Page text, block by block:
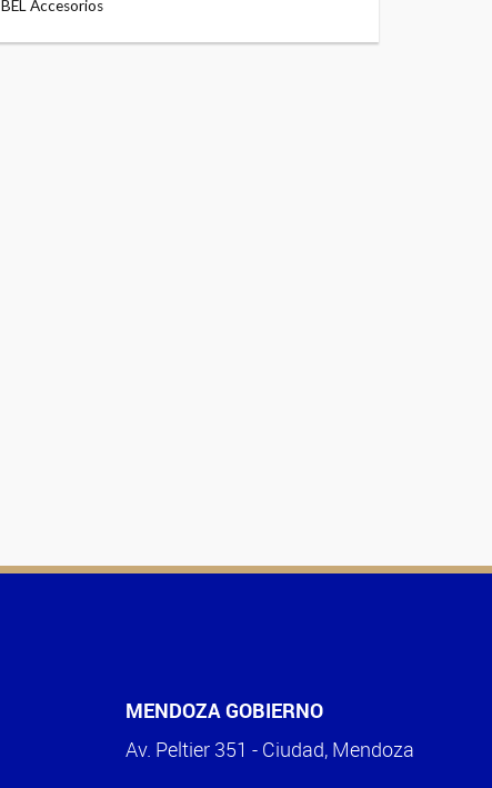
BEL Accesorios
MENDOZA GOBIERNO
Av. Peltier 351 - Ciudad, Mendoza